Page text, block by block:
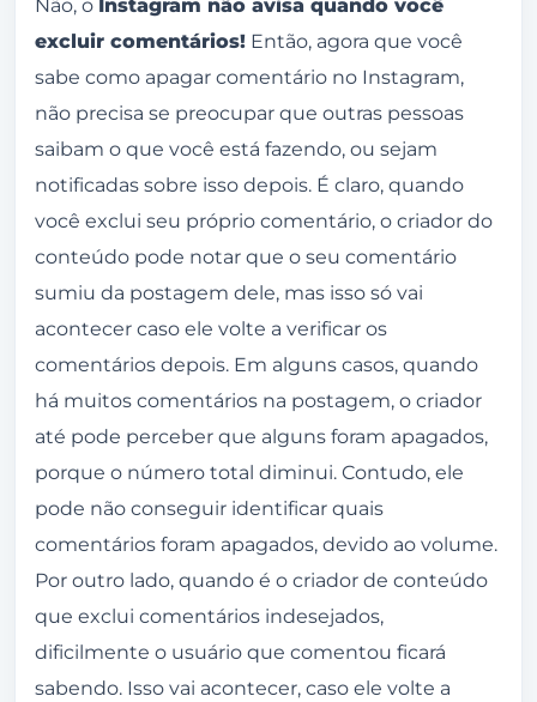
Não, o Instagram não avisa quando você
excluir comentários! Então, agora que você
sabe como apagar comentário no Instagram,
não precisa se preocupar que outras pessoas
saibam o que você está fazendo, ou sejam
notificadas sobre isso depois. É claro, quando
você exclui seu próprio comentário, o criador do
conteúdo pode notar que o seu comentário
sumiu da postagem dele, mas isso só vai
acontecer caso ele volte a verificar os
comentários depois. Em alguns casos, quando
há muitos comentários na postagem, o criador
até pode perceber que alguns foram apagados,
porque o número total diminui. Contudo, ele
pode não conseguir identificar quais
comentários foram apagados, devido ao volume.
Por outro lado, quando é o criador de conteúdo
que exclui comentários indesejados,
dificilmente o usuário que comentou ficará
sabendo. Isso vai acontecer, caso ele volte a